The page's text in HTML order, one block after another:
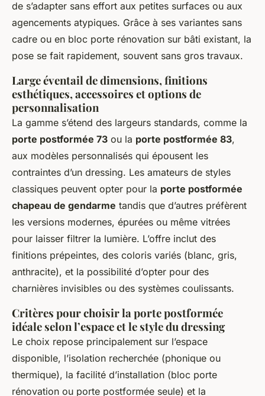
de s’adapter sans effort aux petites surfaces ou aux
agencements atypiques. Grâce à ses variantes sans
cadre ou en bloc porte rénovation sur bâti existant, la
pose se fait rapidement, souvent sans gros travaux.
Large éventail de dimensions, finitions
esthétiques, accessoires et options de
personnalisation
La gamme s’étend des largeurs standards, comme la
porte postformée 73 ou la porte postformée 83,
aux modèles personnalisés qui épousent les
contraintes d’un dressing. Les amateurs de styles
classiques peuvent opter pour la porte postformée
chapeau de gendarme tandis que d’autres préfèrent
les versions modernes, épurées ou même vitrées
pour laisser filtrer la lumière. L’offre inclut des
finitions prépeintes, des coloris variés (blanc, gris,
anthracite), et la possibilité d’opter pour des
charnières invisibles ou des systèmes coulissants.
Critères pour choisir la porte postformée
idéale selon l’espace et le style du dressing
Le choix repose principalement sur l’espace
disponible, l’isolation recherchée (phonique ou
thermique), la facilité d’installation (bloc porte
rénovation ou porte postformée seule) et la